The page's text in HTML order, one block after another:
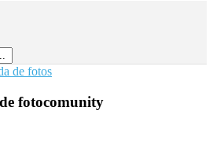
de fotos
fotocomunity